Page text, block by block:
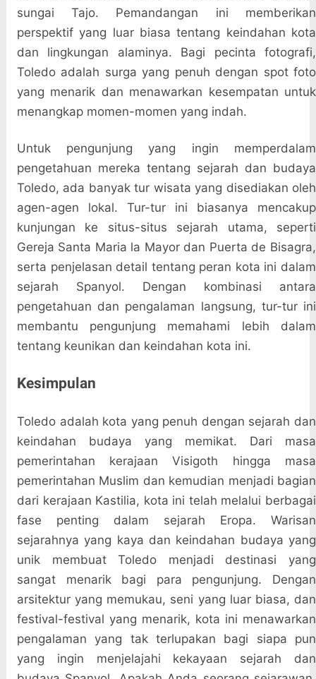
sungai Tajo. Pemandangan ini memberikan
perspektif yang luar biasa tentang keindahan kota
dan lingkungan alaminya. Bagi pecinta fotografi,
Toledo adalah surga yang penuh dengan spot foto
yang menarik dan menawarkan kesempatan untuk
menangkap momen-momen yang indah.
Untuk pengunjung yang ingin memperdalam
pengetahuan mereka tentang sejarah dan budaya
Toledo, ada banyak tur wisata yang disediakan oleh
agen-agen lokal. Tur-tur ini biasanya mencakup
kunjungan ke situs-situs sejarah utama, seperti
Gereja Santa Maria la Mayor dan Puerta de Bisagra,
serta penjelasan detail tentang peran kota ini dalam
sejarah Spanyol. Dengan kombinasi antara
pengetahuan dan pengalaman langsung, tur-tur ini
membantu pengunjung memahami lebih dalam
tentang keunikan dan keindahan kota ini.
Kesimpulan
Toledo adalah kota yang penuh dengan sejarah dan
keindahan budaya yang memikat. Dari masa
pemerintahan kerajaan Visigoth hingga masa
pemerintahan Muslim dan kemudian menjadi bagian
dari kerajaan Kastilia, kota ini telah melalui berbagai
fase penting dalam sejarah Eropa. Warisan
sejarahnya yang kaya dan keindahan budaya yang
unik membuat Toledo menjadi destinasi yang
sangat menarik bagi para pengunjung. Dengan
arsitektur yang memukau, seni yang luar biasa, dan
festival-festival yang menarik, kota ini menawarkan
pengalaman yang tak terlupakan bagi siapa pun
yang ingin menjelajahi kekayaan sejarah dan